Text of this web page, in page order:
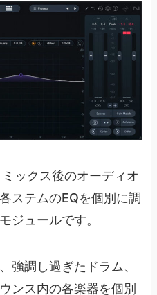
ックス後のオーディオ
ステムのEQを個別に調
ジュールです。
強調し過ぎたドラム、
ンス内の各楽器を個別